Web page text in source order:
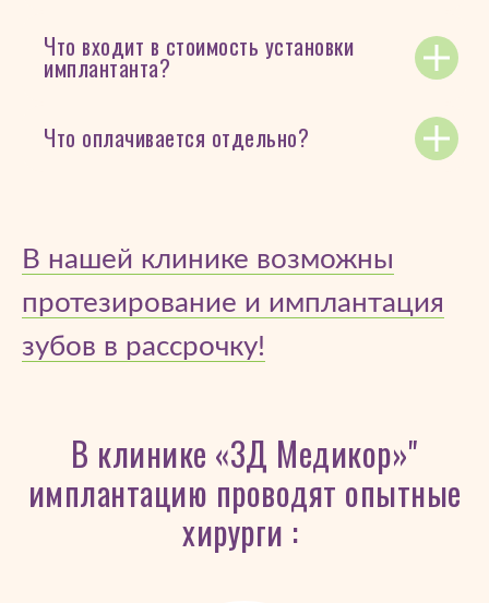
Что входит в стоимость установки
имплантанта?
Что оплачивается отдельно?
В нашей клинике возможны
протезирование и имплантация
зубов в рассрочку!
В клинике «3Д Медикор»"
имплантацию проводят опытные
хирурги :